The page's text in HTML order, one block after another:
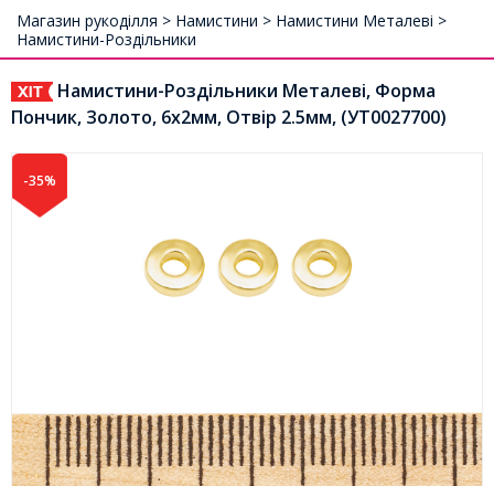
Магазин рукоділля > Намистини > Намистини Металеві >
Намистини-Роздільники
Намистини-Роздільники Металеві, Форма
Пончик, Золото, 6х2мм, Отвір 2.5мм, (УТ0027700)
-35%